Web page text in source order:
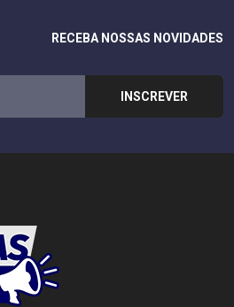
RECEBA NOSSAS NOVIDADES